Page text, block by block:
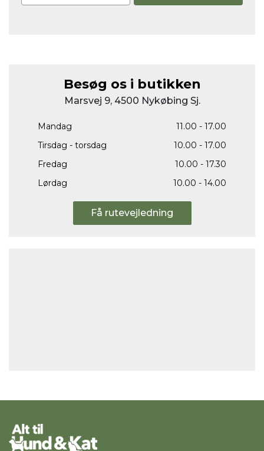
Besøg os i butikken
Marsvej 9, 4500 Nykøbing Sj.
Mandag
11.00 - 17.00
Tirsdag - torsdag
10.00 - 17.00
Fredag
10.00 - 17.30
Lørdag
10.00 - 14.00
Få rutevejledning